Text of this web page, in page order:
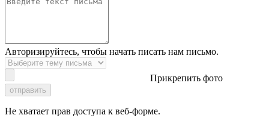
Авторизируйтесь, чтобы начать писать нам письмо.
Прикрепить фото
отправить
Не хватает прав доступа к веб-форме.